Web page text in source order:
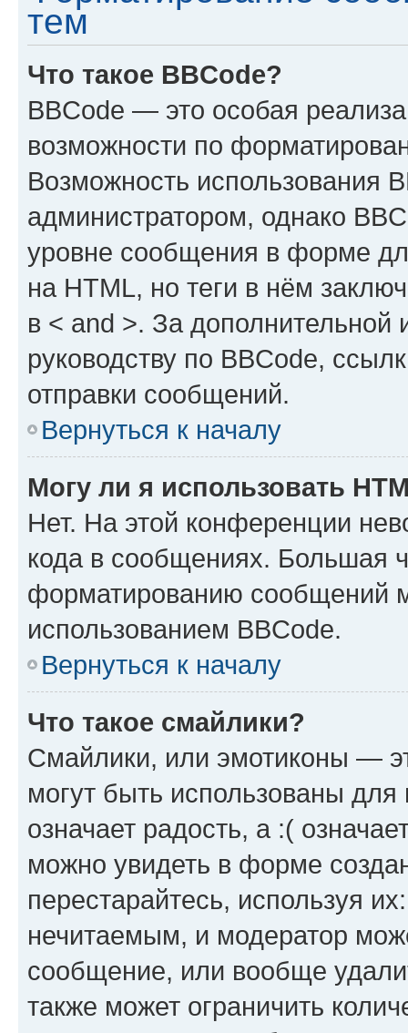
тем
Что такое BBCode?
BBCode — это особая
возможности по
Возможность использования
администратором, однако
уровне сообщения в форме
на HTML, но теги в нём
в < and >. За
руководству по BBCode,
отправки сообщений.
Вернуться к началу
Могу ли я использовать
Нет. На этой конференции
кода в сообщениях. Большая
форматированию сообщений
использованием BBCode.
Вернуться к началу
Что такое смайлики?
Смайлики, или эмотиконы —
могут быть использованы
означает радость, а :(
можно увидеть в форме
перестарайтесь, используя
нечитаемым, и модератор
сообщение, или вообще
также может ограничить